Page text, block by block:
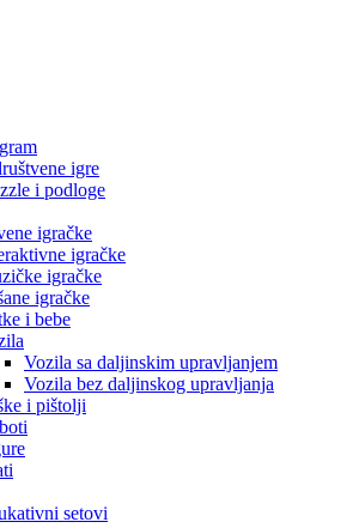
igre
i podloge
igračke
igračke
igračke
igračke
i bebe
Vozila sa daljinskim upravljanjem
Vozila bez daljinskog upravljanja
i pištolji
setovi